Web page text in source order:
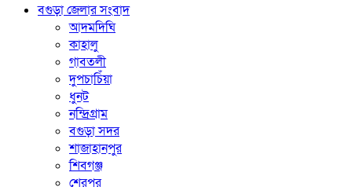
বগুড়া জেলার সংবাদ
আদমদিঘি
কাহালু
গাবতলী
দুপচাচিঁয়া
ধুনট
নন্দ্রিগ্রাম
বগুড়া সদর
শাজাহানপুর
শিবগঞ্জ
শেরপুর